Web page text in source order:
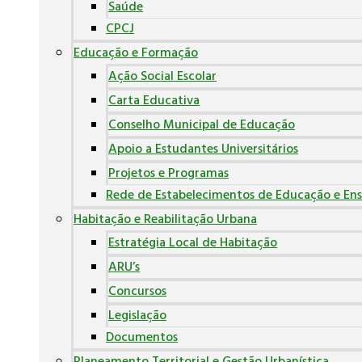
Saúde
CPCJ
Educação e Formação
Ação Social Escolar
Carta Educativa
Conselho Municipal de Educação
Apoio a Estudantes Universitários
Projetos e Programas
Rede de Estabelecimentos de Educação e
Habitação e Reabilitação Urbana
Estratégia Local de Habitação
ARU’s
Concursos
Legislação
Documentos